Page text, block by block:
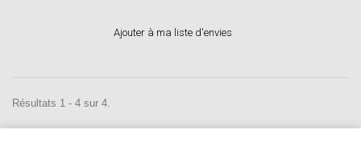
Ajouter à ma liste d'envies
Résultats 1 - 4 sur 4.